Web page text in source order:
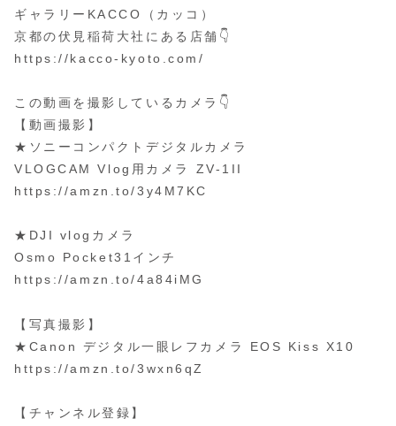
ギャラリーKACCO（カッコ）
京都の伏見稲荷大社にある店舗👇
https://kacco-kyoto.com/
この動画を撮影しているカメラ👇️
【動画撮影】
★ソニーコンパクトデジタルカメラ
VLOGCAM Vlog用カメラ ZV-1II
https://amzn.to/3y4M7KC
★DJI vlogカメラ
Osmo Pocket31インチ
https://amzn.to/4a84iMG
【写真撮影】
★Canon デジタル一眼レフカメラ EOS Kiss X10
https://amzn.to/3wxn6qZ
【チャンネル登録】